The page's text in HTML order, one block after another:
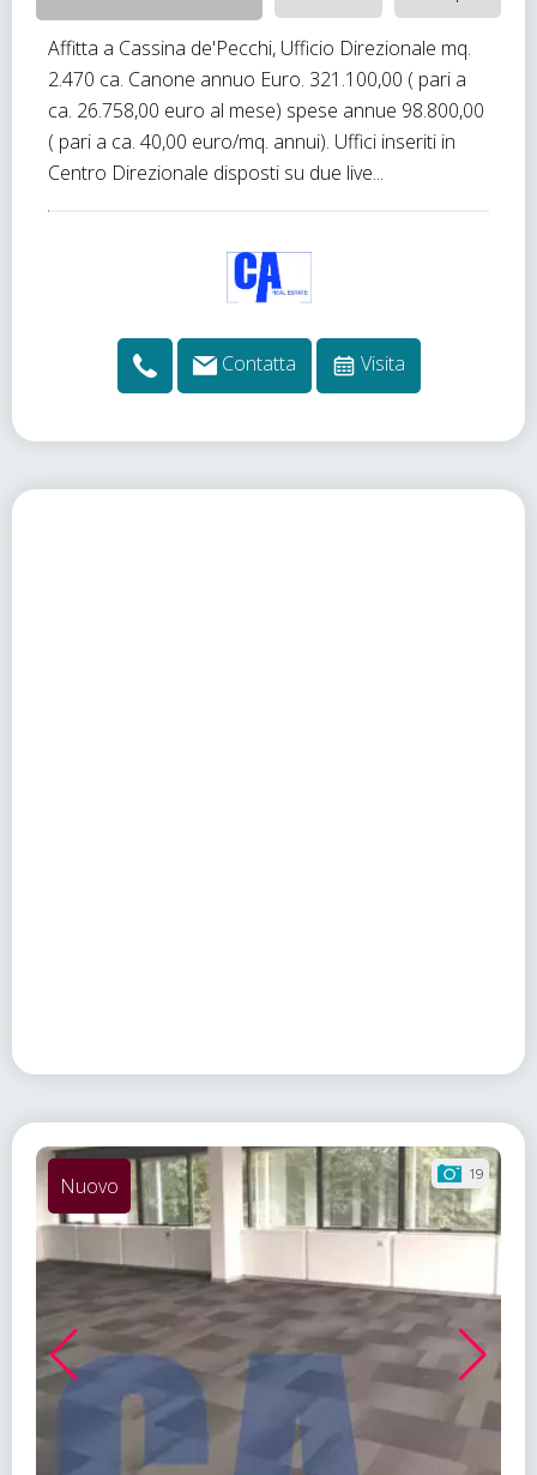
Affitta a Cassina de'Pecchi, Ufficio Direzionale mq.
2.470 ca. Canone annuo Euro. 321.100,00 ( pari a
ca. 26.758,00 euro al mese) spese annue 98.800,00
( pari a ca. 40,00 euro/mq. annui). Uffici inseriti in
Centro Direzionale disposti su due live...
Contatta Visita
19
Nuovo